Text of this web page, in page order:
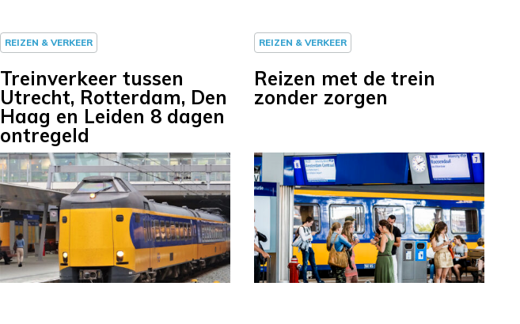
REIZEN & VERKEER
Treinverkeer tussen
Utrecht, Rotterdam, Den
Haag en Leiden 8 dagen
ontregeld
REIZEN & VERKEER
Reizen met de trein
zonder zorgen